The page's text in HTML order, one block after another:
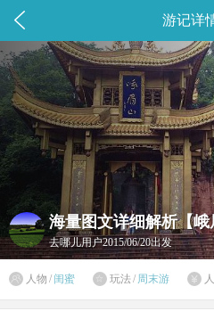
 游记详
海量图文详细解析【
去哪儿用户2015/06/20出发
 人物 / 闺蜜  玩法 / 周末游 